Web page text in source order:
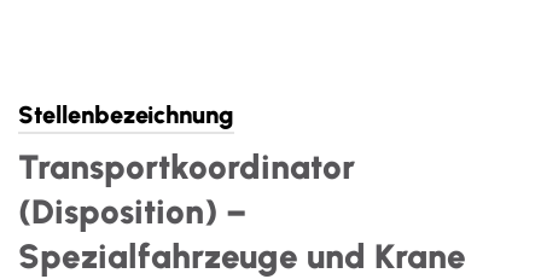
Stellenbezeichnung
Transportkoordinator
(Disposition) –
Spezialfahrzeuge und Krane